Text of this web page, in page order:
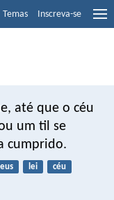
Temas Inscreva-se
até que o céu
um til se
cumprido.
lei
céu